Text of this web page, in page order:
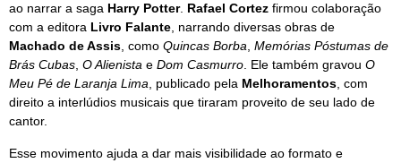
ao narrar a saga Harry Potter. Rafael Cortez firmou colaboração
com a editora Livro Falante, narrando diversas obras de
Machado de Assis, como Quincas Borba, Memórias Póstumas de
Brás Cubas, O Alienista e Dom Casmurro. Ele também gravou O
Meu Pé de Laranja Lima, publicado pela Melhoramentos, com
direito a interlúdios musicais que tiraram proveito de seu lado de
cantor.
Esse movimento ajuda a dar mais visibilidade ao formato e